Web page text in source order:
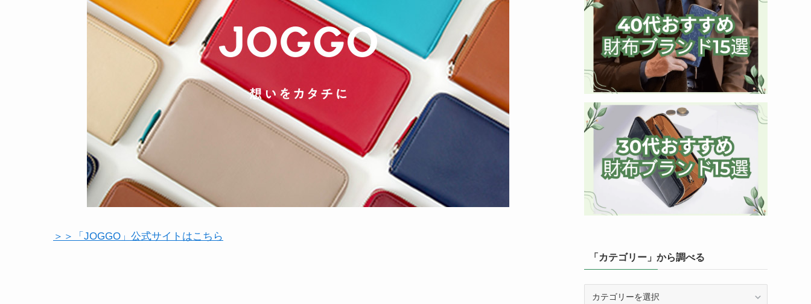
＞＞「JOGGO」公式サイトはこちら
「カテゴリー」から調べる